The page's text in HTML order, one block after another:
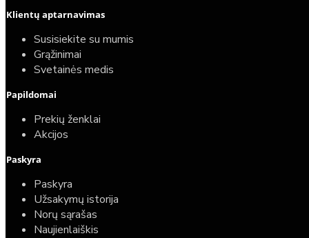
Klientų aptarnavimas
Susisiekite su mumis
Grąžinimai
Svetainės medis
Papildomai
Prekių ženklai
Akcijos
Paskyra
Paskyra
Užsakymų istorija
Norų sąrašas
Naujienlaiškis